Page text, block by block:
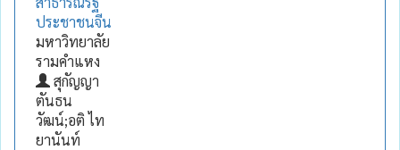
ประชาชนจีน
มหาวิทยาลัย
รามคำแหง
สุกัญญา
ตันธน
วัฒน์;อติ ไท
ยานันท์